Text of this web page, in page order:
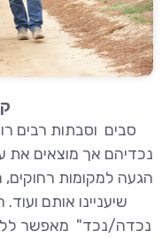
סבים וסבתות רבים
נכדיהם אך מוצאים
הגעה למקומות רחוקים,
שיעניינו אותם
נכדה/נכד" מאפשר